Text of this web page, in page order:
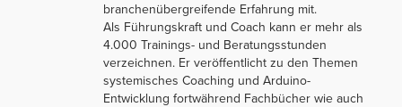
branchenübergreifende Erfahrung mit.
Als Führungskraft und Coach kann er mehr als
4.000 Trainings- und Beratungsstunden
verzeichnen. Er veröffentlicht zu den Themen
systemisches Coaching und Arduino-
Entwicklung fortwährend Fachbücher wie auch